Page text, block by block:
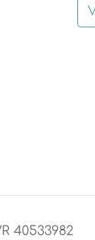
40533982